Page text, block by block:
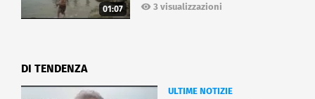
01:07 3 visualizzazioni
DI TENDENZA
ULTIME NOTIZIE